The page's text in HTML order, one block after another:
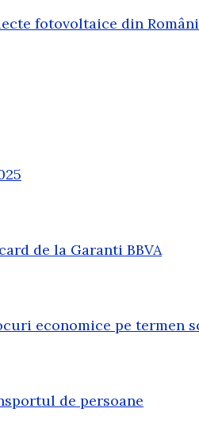
fotovoltaice din
de la Garanti BBVA
economice pe termen
de persoane